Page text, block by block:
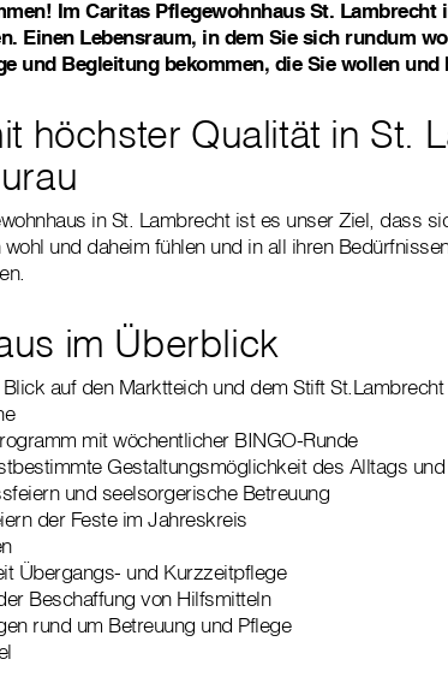
Im Caritas Pflegewohnhaus St. Lambrecht
Einen Lebensraum, in dem Sie sich rundum
und Begleitung bekommen, die Sie wollen und
höchster Qualität in St.
in St. Lambrecht ist es unser Ziel, dass
und daheim fühlen und in all ihren
im Überblick
auf den Marktteich und dem Stift St.Lambrecht
mit wöchentlicher BINGO-Runde
Gestaltungsmöglichkeit des Alltags
und seelsorgerische Betreuung
der Feste im Jahreskreis
Übergangs- und Kurzzeitpflege
Beschaffung von Hilfsmitteln
rund um Betreuung und Pflege